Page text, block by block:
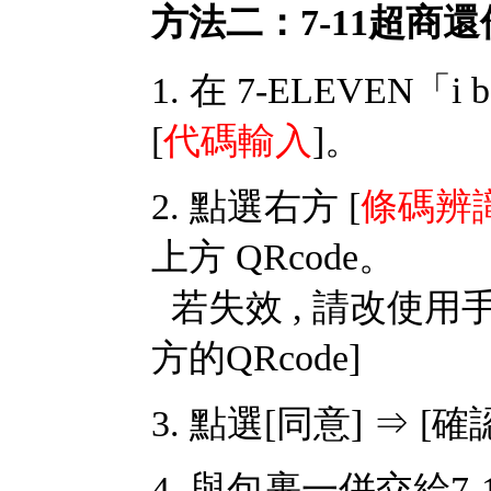
方法二：7-11超商還
1. 在 7-ELEVEN「i
[代碼輸入]。
2. 點選右方 [條碼辨
上方 QRcode。
若失效 , 請改使用
方的QRcode]
3. 點選[同意] ⇒ [確